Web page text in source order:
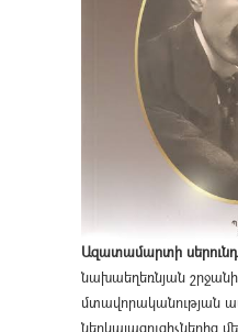
Ազատամարտի սերունդ
նախաեղեռնյան
մտավորականության
ներկայացուցիչներից